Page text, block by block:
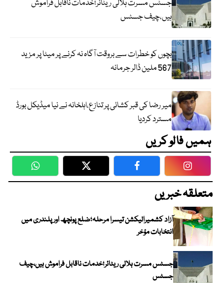
جسٹس مسرت ہلالی ریٹائر؛خدمات ناقابل فراموش
ہیں،چیف جسٹس
بچوں کو خطرات سے بروقت آگاہ نہ کرنے پر میٹا پر مزید
567 ملین ڈالر جرمانہ
میر رضا کی قبر کشائی پر تنازع،اہلخانہ نے نیا میڈیکل بورڈ
مسترد کردیا
ہمیں فالو کریں
WhatsApp Twitter Facebook
متعلقہ خبریں
آزاد کشمیرالیکشن تیسرا مرحلہ؛ضلع پونچھ اور پلندری میں
انتخابات مؤخر
جسٹس مسرت ہلالی ریٹائر؛خدمات ناقابل فراموش ہیں،چیف
جسٹس